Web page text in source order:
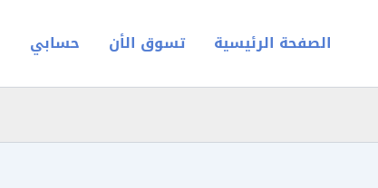
الصفحة الرئيسية تسوق الأن حسابي